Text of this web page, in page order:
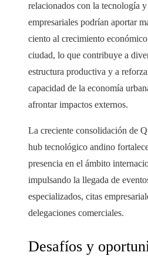
relacionados con la tecnología
empresariales podrían aportar
ciento al crecimiento
ciudad, lo que contribuye a
estructura productiva y a
capacidad de la economía
afrontar impactos externos.
La creciente consolidación de
hub tecnológico andino
presencia en el ámbito
impulsando la llegada de
especializados, citas
delegaciones comerciales.
Desafíos y